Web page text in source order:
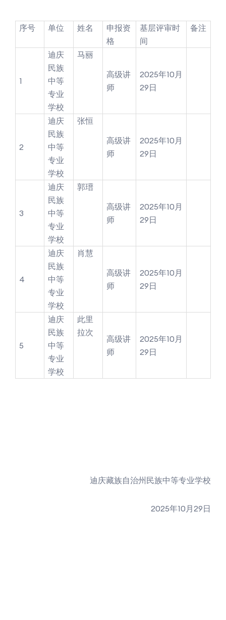
序号 单位 姓名
申报资
格
基层评审时
间
备注
1
迪庆
民族
中等
专业
学校
马丽
高级讲
师
2025年10月
29日
2
迪庆
民族
中等
专业
学校
张恒
高级讲
师
2025年10月
29日
3
迪庆
民族
中等
专业
学校
郭瑨
高级讲
师
2025年10月
29日
4
迪庆
民族
中等
专业
学校
肖慧
高级讲
师
2025年10月
29日
5
迪庆
民族
中等
专业
学校
此里
拉次
高级讲
师
2025年10月
29日
迪庆藏族自治州民族中等专业学校
2025年10月29日